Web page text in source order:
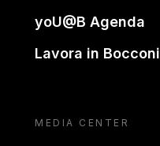
yoU@B Agenda
Lavora in Bocconi
MEDIA CENTER